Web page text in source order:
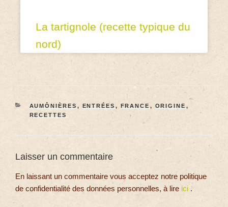
La tartignole (recette typique du
nord)
AUMÔNIÈRES , ENTRÉES , FRANCE , ORIGINE ,
RECETTES
Laisser un commentaire
En laissant un commentaire vous acceptez notre politique
de confidentialité des données personnelles, à lire ici .